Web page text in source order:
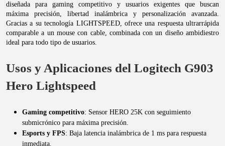
diseñada para gaming competitivo y usuarios exigentes que buscan
máxima precisión, libertad inalámbrica y personalización avanzada.
Gracias a su tecnología LIGHTSPEED, ofrece una respuesta ultrarrápida
comparable a un mouse con cable, combinada con un diseño ambidiestro
ideal para todo tipo de usuarios.
Usos y Aplicaciones del Logitech G903
Hero Lightspeed
Gaming competitivo: Sensor HERO 25K con seguimiento
submicrónico para máxima precisión.
Esports y FPS: Baja latencia inalámbrica de 1 ms para respuesta
inmediata.